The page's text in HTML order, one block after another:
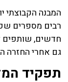
המבנה הקבוצתי
רבים מספרים
חדשים, שותפים
גם אחרי החזרה
תפקיד